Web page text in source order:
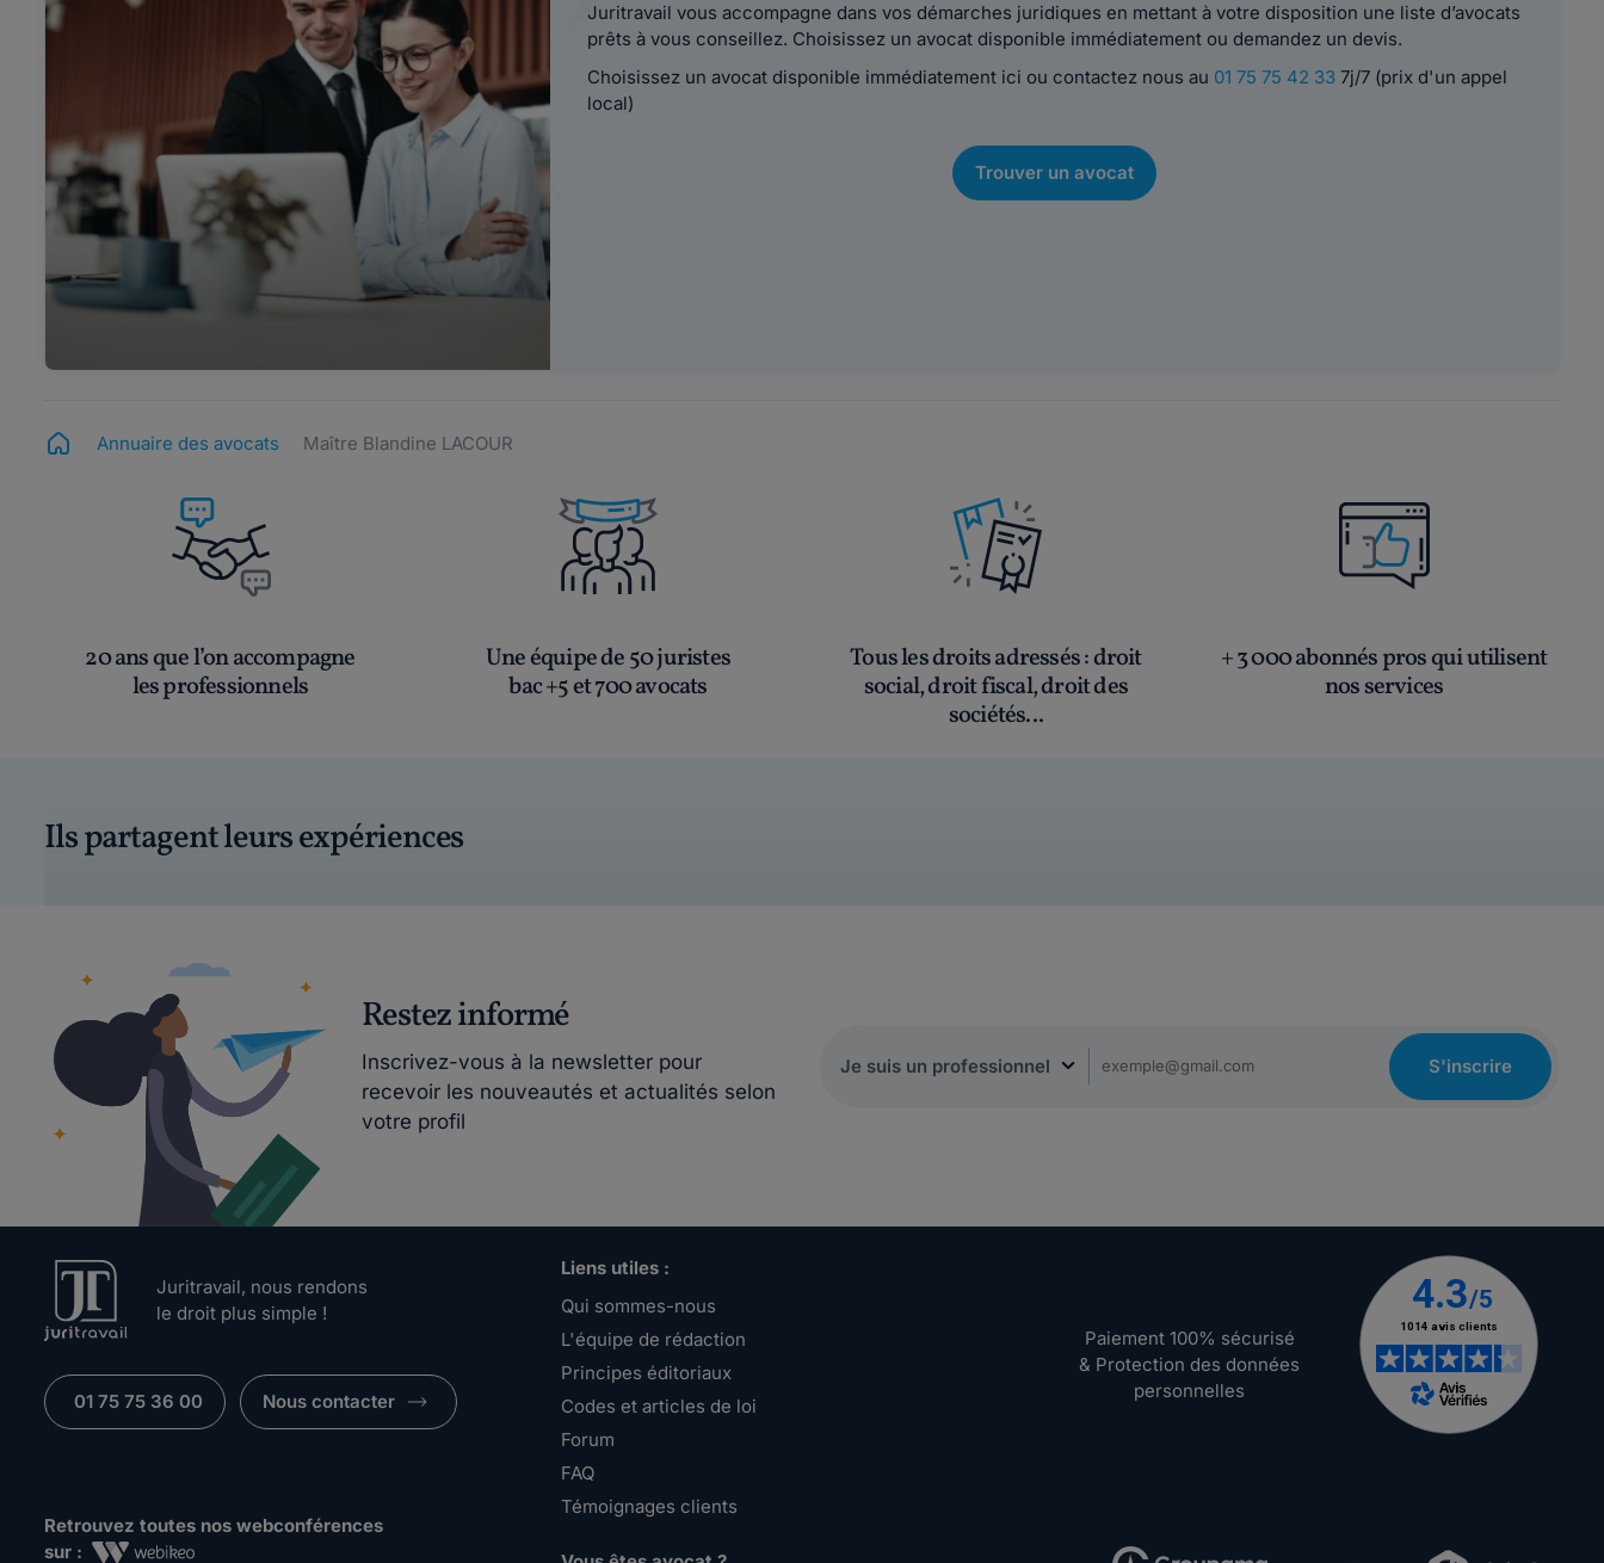
Juritravail vous accompagne dans vos démarches juridiques en mettant à votre disposition une liste d’avocats
prêts à vous conseillez. Choisissez un avocat disponible immédiatement ou demandez un devis.
Choisissez un avocat disponible immédiatement ici ou contactez nous au 01 75 75 42 337j/7 (prix d'un appel
local)
Trouver un avocat
Annuaire des avocats Maître Blandine LACOUR
20 ans que l’on accompagne
les professionnels
Une équipe de 50 juristes
bac +5 et 700 avocats
Tous les droits adressés: droit
social, droit fiscal, droit des
sociétés...
+ 3 000 abonnés pros qui utilisent
nos services
Ils partagent leurs expériences
Restez informé
Inscrivez-vous à la newsletter pour
recevoir les nouveautés et actualités selon
votre profil
S'inscrire
Juritravail, nous rendons
le droit plus simple !
01 75 75 36 00 Nous contacter
Retrouvez toutes nos webconférences
sur :
Liens utiles :
Qui sommes-nous
L'équipe de rédaction
Principes éditoriaux
Codes et articles de loi
Forum
FAQ
Témoignages clients
Paiement 100% sécurisé
& Protection des données
personnelles